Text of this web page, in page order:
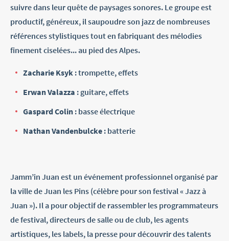
suivre dans leur quête de paysages sonores. Le groupe est
productif, généreux, il saupoudre son jazz de nombreuses
références stylistiques tout en fabriquant des mélodies
finement ciselées... au pied des Alpes.
Zacharie Ksyk : trompette, effets
Erwan Valazza : guitare, effets
Gaspard Colin : basse électrique
Nathan Vandenbulcke : batterie
Jamm’in Juan est un événement professionnel organisé par
la ville de Juan les Pins (célèbre pour son festival « Jazz à
Juan »). Il a pour objectif de rassembler les programmateurs
de festival, directeurs de salle ou de club, les agents
artistiques, les labels, la presse pour découvrir des talents